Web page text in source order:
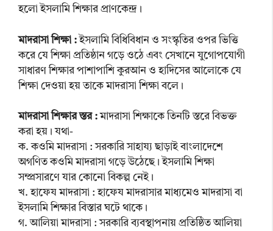
হলো ইসলামি শিক্ষার প্রাণকেন্দ্র।
মাদরাসা শিক্ষা :ইসলামি বিধিবিধান ও সংস্কৃতির ওপর ভিত্তি
করে যে শিক্ষা প্রতিষ্ঠান গড়ে ওঠে এবং সেখানে যুগোপযোগী
সাধারণ শিক্ষার পাশাপাশি কুরআন ও হাদিসের আলোকে যে
শিক্ষা দেওয়া হয় তাকে মাদরাসা শিক্ষা বলে।
মাদরাসা শিক্ষার স্তর :মাদরাসা শিক্ষাকে তিনটি স্তরে বিভক্ত
করা হয়। যথা-
ক. কওমি মাদরাসা : সরকারি সাহায্য ছাড়াই বাংলাদেশে
অগণিত কওমি মাদরাসা গড়ে উঠেছে। ইসলামি শিক্ষা
সম্প্রসারণে যার কোনো বিকল্প নেই।
খ. হাফেয মাদরাসা : হাফেয মাদরাসার মাধ্যমেও মাদরাসা বা
ইসলামি শিক্ষার বিস্তার ঘটে থাকে।
গ. আলিয়া মাদরাসা : সরকারি ব্যবস্থাপনায় প্রতিষ্ঠিত আলিয়া